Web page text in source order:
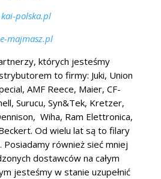
kai-polska.pl
e-majmasz.pl
których jesteśmy
to firmy: Juki, Union
AMF Reece, Maier, CF-
Surucu, Syn&Tek, Kretzer,
Wiha, Ram Elettronica,
Od wielu lat są to filary
Posiadamy również sieć mniej
dostawców na całym
jesteśmy w stanie uzupełnić